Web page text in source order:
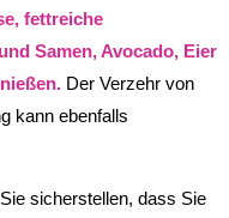
fettreiche
Samen, Avocado, Eier
Der Verzehr von
kann ebenfalls
sicherstellen, dass Sie